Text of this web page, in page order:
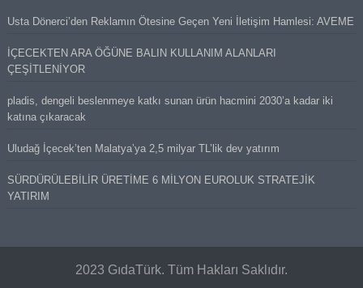
Usta Dönerci’den Reklamın Ötesine Geçen Yeni İletişim Hamlesi: AVEME
İÇECEKTEN ARA ÖĞÜNE BALIN KULLANIM ALANLARI
ÇEŞİTLENİYOR
pladis, dengeli beslenmeye katkı sunan ürün hacmini 2030’a kadar iki
katına çıkaracak
Uludağ İçecek’ten Malatya’ya 2,5 milyar TL’lik dev yatırım
SÜRDÜRÜLEBİLİR ÜRETİME 6 MİLYON EUROLUK STRATEJİK
YATIRIM
2023 GıdaTürk. Tüm Hakları Saklıdır.